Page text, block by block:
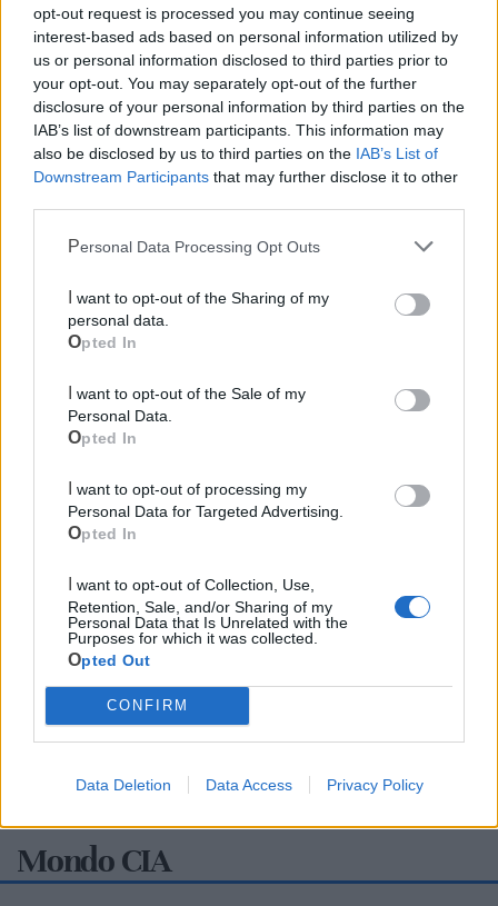
opt-out request is processed you may continue seeing
interest-based ads based on personal information utilized by
us or personal information disclosed to third parties prior to
your opt-out. You may separately opt-out of the further
disclosure of your personal information by third parties on the
IAB’s list of downstream participants. This information may
also be disclosed by us to third parties on the IAB’s List of
Downstream Participants that may further disclose it to other
Personal Data Processing Opt Outs
personal data.
Opted In
Personal Data.
Opted In
Personal Data for Targeted Advertising.
Opted In
Retention, Sale, and/or Sharing of my
Personal Data that Is Unrelated with the
Purposes for which it was collected.
Opted Out
CONFIRM
Data Deletion Data Access Privacy Policy
Cimitero
Ufficio Postale
Guardia Medica
Canile
Polizia Locale
Mondo CIA